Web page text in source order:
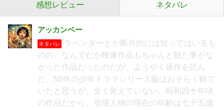
感想レビュー ネタバレ
アッカンベー
ネタバレ
ラベンダーとか断片的には知ってはいるも
のの、なんでだか映像作品もちゃんと観た事がな
かった作品だったのだが、ようやく原作を読ん
だ。NHKの少年ドラマシリーズ版はおそらく観て
いたと思うが、全く覚えていない。昭和四十年頃
の作品だから、登場人物の現在の年齢は七十五歳